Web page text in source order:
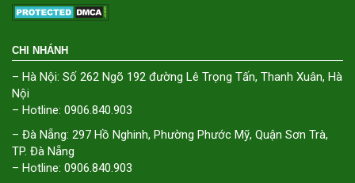
CHI NHÁNH
– Hà Nội: Số 262 Ngõ 192 đường Lê Trọng Tấn, Thanh Xuân, Hà
Nội
– Hotline: 0906.840.903
– Đà Nẵng: 297 Hồ Nghinh, Phường Phước Mỹ, Quận Sơn Trà,
TP. Đà Nẵng
– Hotline: 0906.840.903